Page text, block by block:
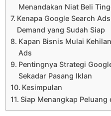
Menandakan Niat Beli
Kenapa Google Search
Demand yang Sudah Siap
Kapan Bisnis Mulai
Ads
Pentingnya Strategi
Sekadar Pasang Iklan
Kesimpulan
Siap Menangkap Peluang